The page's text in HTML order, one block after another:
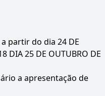
partir do dia 24 DE
DIA 25 DE OUTUBRO DE
a apresentação de